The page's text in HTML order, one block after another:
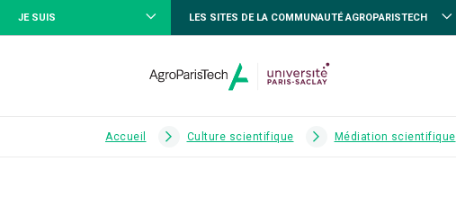
JE SUIS LES SITES DE LA COMMUNAUTÉ AGROPARISTECH
Accueil Culture scientifique Médiation scientifique